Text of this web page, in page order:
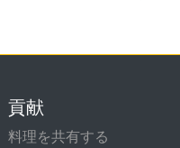
貢献
料理を共有する